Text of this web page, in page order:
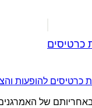
כרטיסים
של